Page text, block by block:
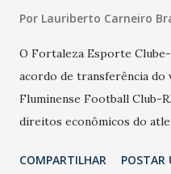
Por Lauriberto Carneiro
O Fortaleza Esporte
acordo de transferência do
Fluminense Football Club-
direitos econômicos do
futebol cearense,
COMPARTILHAR POSTAR